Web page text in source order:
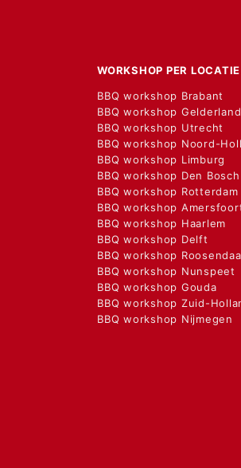
WORKSHOP PER LOCATIE
BBQ workshop Brabant
BBQ workshop Gelderland
BBQ workshop Utrecht
BBQ workshop Noord-
BBQ workshop Limburg
BBQ workshop Den Bosch
BBQ workshop Rotterdam
BBQ workshop
BBQ workshop Haarlem
BBQ workshop Delft
BBQ workshop
BBQ workshop Nunspeet
BBQ workshop Gouda
BBQ workshop Zuid-
BBQ workshop Nijmegen